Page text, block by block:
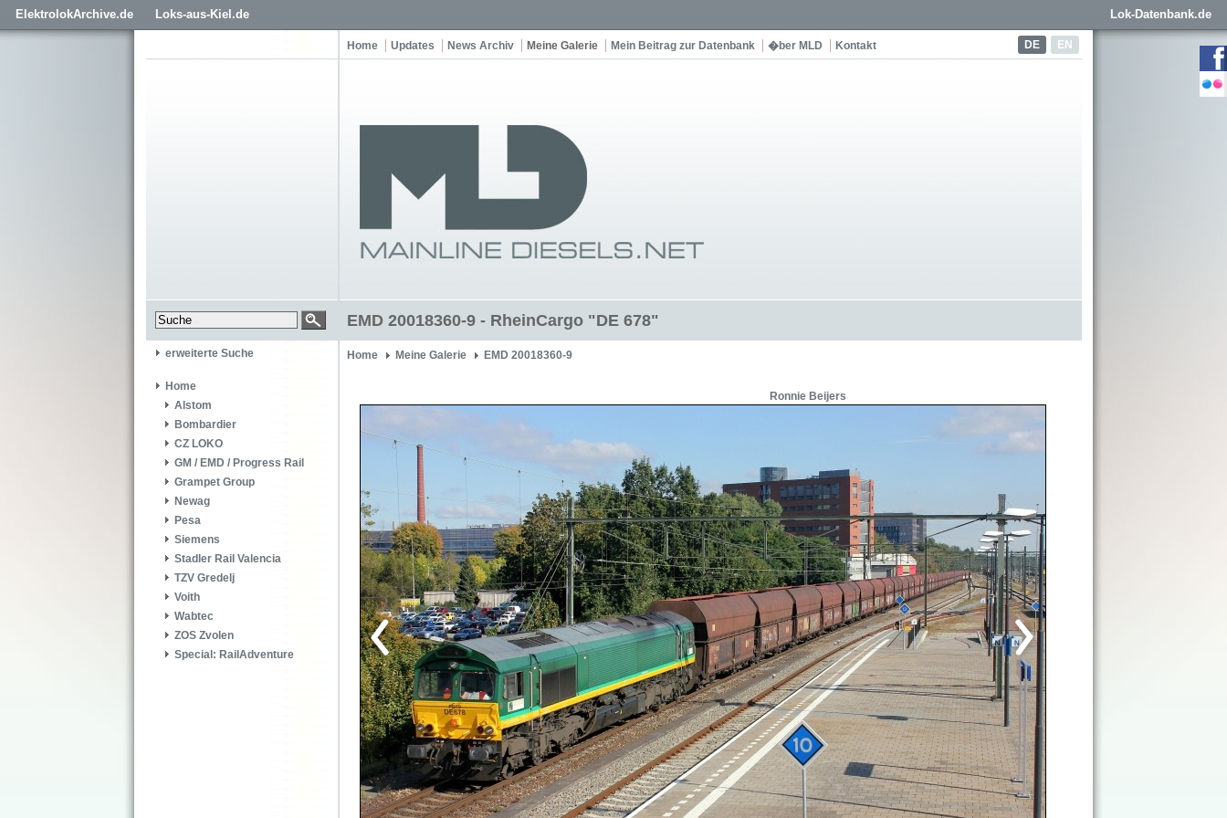
ElektrolokArchive.de Loks-aus-Kiel.de Lok-Datenbank.de
DE EN
Home Updates News Archiv Meine Galerie Mein Beitrag zur Datenbank �ber MLD Kontakt
EMD 20018360-9 - RheinCargo "DE 678"
erweiterte Suche
Home
Alstom
Bombardier
CZ LOKO
GM / EMD / Progress Rail
Grampet Group
Newag
Pesa
Siemens
Stadler Rail Valencia
TZV Gredelj
Voith
Wabtec
ZOS Zvolen
Special: RailAdventure
Home Meine Galerie EMD 20018360-9
Ronnie Beijers